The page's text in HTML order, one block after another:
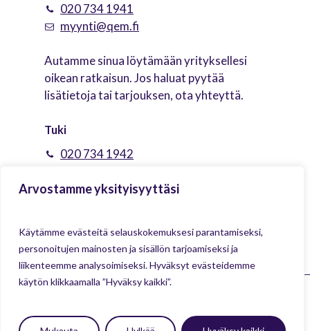
Arvostamme yksityisyyttäsi
Käytämme evästeitä selauskokemuksesi parantamiseksi,
personoitujen mainosten ja sisällön tarjoamiseksi ja
liikenteemme analysoimiseksi. Hyväksyt evästeidemme
käytön klikkaamalla ”Hyväksy kaikki”.
020 734 1941
myynti@qem.fi
Autamme sinua löytämään yrityksellesi
oikean ratkaisun. Jos haluat pyytää
lisätietoja tai tarjouksen, ota yhteyttä.
Tuki
020 734 1942
kysymyksiisi.
Infonäytöt